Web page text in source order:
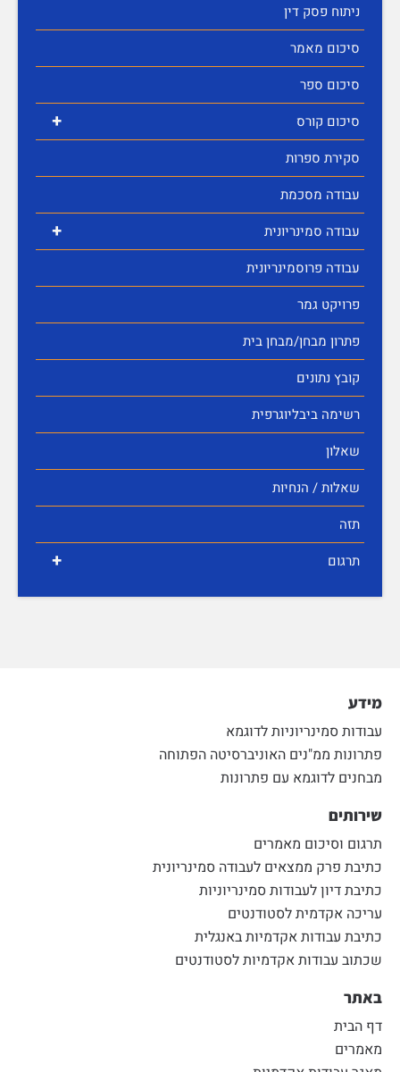
ניתוח פסק דין
סיכום מאמר
סיכום ספר
+
סיכום קורס
סקירת ספרות
עבודה מסכמת
+
עבודה סמינריונית
עבודה פרוסמינריונית
פרויקט גמר
פתרון מבחן/מבחן בית
קובץ נתונים
רשימה ביבליוגרפית
שאלון
שאלות / הנחיות
תזה
+ תרגום
מידע
עבודות סמינריוניות לדוגמא
פתרונות ממ"נים האוניברסיטה הפתוחה
מבחנים לדוגמא עם פתרונות
שירותים
תרגום וסיכום מאמרים
כתיבת פרק ממצאים לעבודה סמינריונית
כתיבת דיון לעבודות סמינריוניות
עריכה אקדמית לסטודנטים
כתיבת עבודות אקדמיות באנגלית
שכתוב עבודות אקדמיות לסטודנטים
באתר
דף הבית
מאמרים